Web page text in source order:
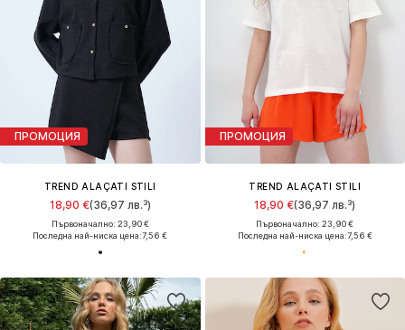
ПРОМОЦИЯ
TREND ALAÇATI STILI
18,90 €(36,97 лв.³)
Първоначално: 23,90 €
Последна най-ниска цена:7,56 €
ПРОМОЦИЯ
TREND ALAÇATI STILI
18,90 €(36,97 лв.³)
Първоначално: 23,90 €
Последна най-ниска цена:7,56 €